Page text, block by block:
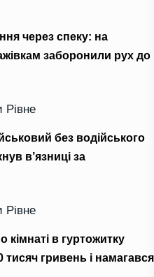
через спеку: на
заборонили рух до
Рівне
без водійського
в’язниці за
Рівне
кімнаті в гуртожитку
гривень і намагався